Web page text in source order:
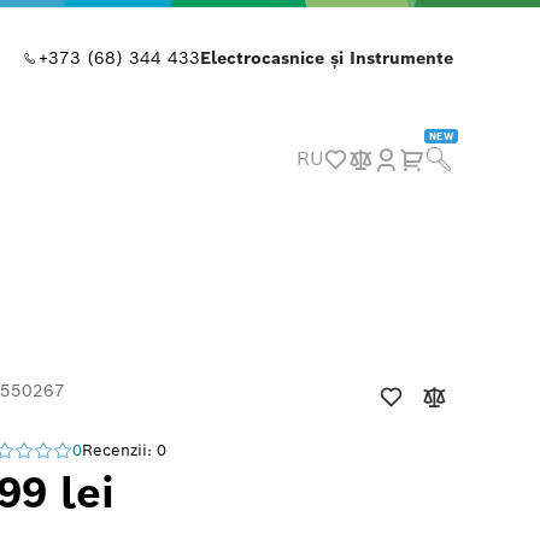
+373 (68) 344 433Electrocasnice și Instrumente
RU
NEW
0Recenzii: 0
lei